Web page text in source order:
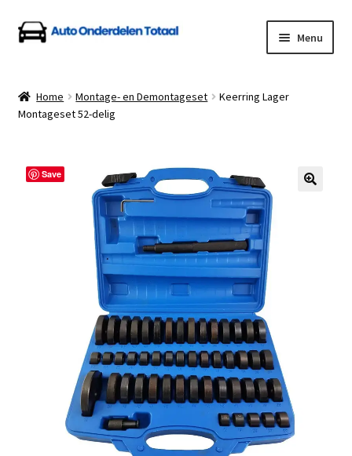
Ga
door
navigatie
Ga
naar
inhoud
Menu
Algemene Voorwaarden
Betalen en Verzenden
Klantenservice
Linkpartners
My account
Home Montage- en Demontageset
Keerring Lager
Montageset 52-delig
Save